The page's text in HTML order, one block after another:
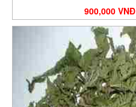
900,000 VNĐ